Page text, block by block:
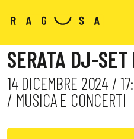
SERATA DJ-
14 DICEMBRE 2024 /
/ MUSICA E CONCERTI